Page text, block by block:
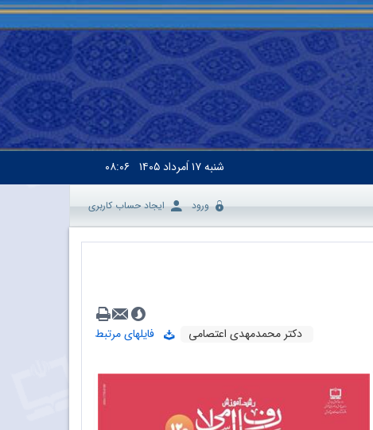
شنبه۱۷ اَمرداد ۱۴۰۵ ۰۸:۰۶
ورود ایجاد حساب کاربری
دکتر محمدمهدی اعتصامی
فایلهای مرتبط